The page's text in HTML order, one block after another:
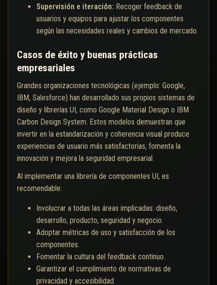
Supervisión e iteración: Recoger feedback de
usuarios y equipos para ajustar los componentes
según las necesidades reales y cambios de mercado.
Casos de éxito y buenas prácticas
empresariales
Grandes organizaciones tecnológicas (ejemplo: Google,
IBM, Salesforce) han desarrollado sus propios sistemas de
diseño y librerías UI, como Google Material Design o IBM
Carbon Design System. Estos modelos demuestran que
invertir en la estandarización y coherencia visual produce
experiencias de usuario más satisfactorias, fomenta la
innovación y mejora la seguridad empresarial.
Al implementar una librería de componentes UI, es
recomendable:
Involucrar a todas las áreas implicadas: diseño,
desarrollo, producto, seguridad y negocio.
Adoptar métricas de uso y satisfacción de los
componentes.
Fomentar la cultura del feedback continuo.
Garantizar el cumplimiento de normativas de
privacidad y accesibilidad.